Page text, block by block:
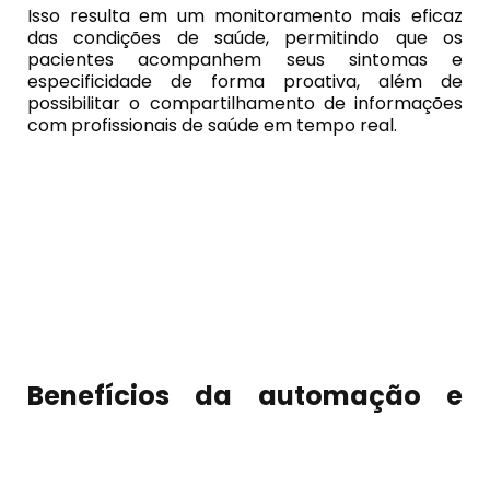
Isso resulta em um monitoramento mais eficaz
das condições de saúde, permitindo que os
pacientes acompanhem seus sintomas e
especificidade de forma proativa, além de
possibilitar o compartilhamento de informações
com profissionais de saúde em tempo real.
Benefícios da automação e